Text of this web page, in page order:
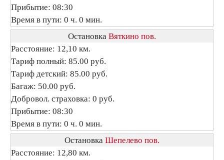
Прибытие: 08:30
Время в пути: 0 ч. 0 мин.
Остановка Вяткино пов.
Расстояние: 12,10 км.
Тариф полный: 85.00 руб.
Тариф детский: 85.00 руб.
Багаж: 50.00 руб.
Добровол. страховка: 0 руб.
Прибытие: 08:30
Время в пути: 0 ч. 0 мин.
Остановка Шепелево пов.
Расстояние: 12,80 км.